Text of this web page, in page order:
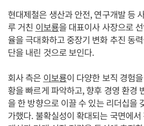
현대제철은 생산과 안전, 연구개발 등
루 거친 이보룡을 대표이사 사장으로
율을 극대화하고 중장기 변화 추진 동
단을 내린 것으로 보인다.
회사 측은 이보룡이 다양한 보직 경험
황을 빠르게 파악하고, 향후 경영 환경
을 한 방향으로 이끌 수 있는 리더십을
가했다. 불확실성이 확대되는 국면에